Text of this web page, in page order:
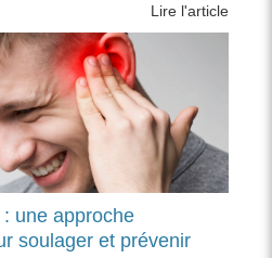
Lire l'article
une approche
soulager et prévenir